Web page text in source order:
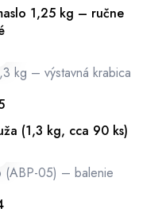
1,25 kg – ručne
(1,3 kg, cca 90 ks)